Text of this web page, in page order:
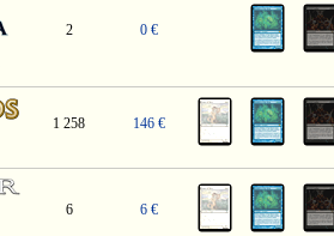
2 0 €
1 258 146 €
6 6 €